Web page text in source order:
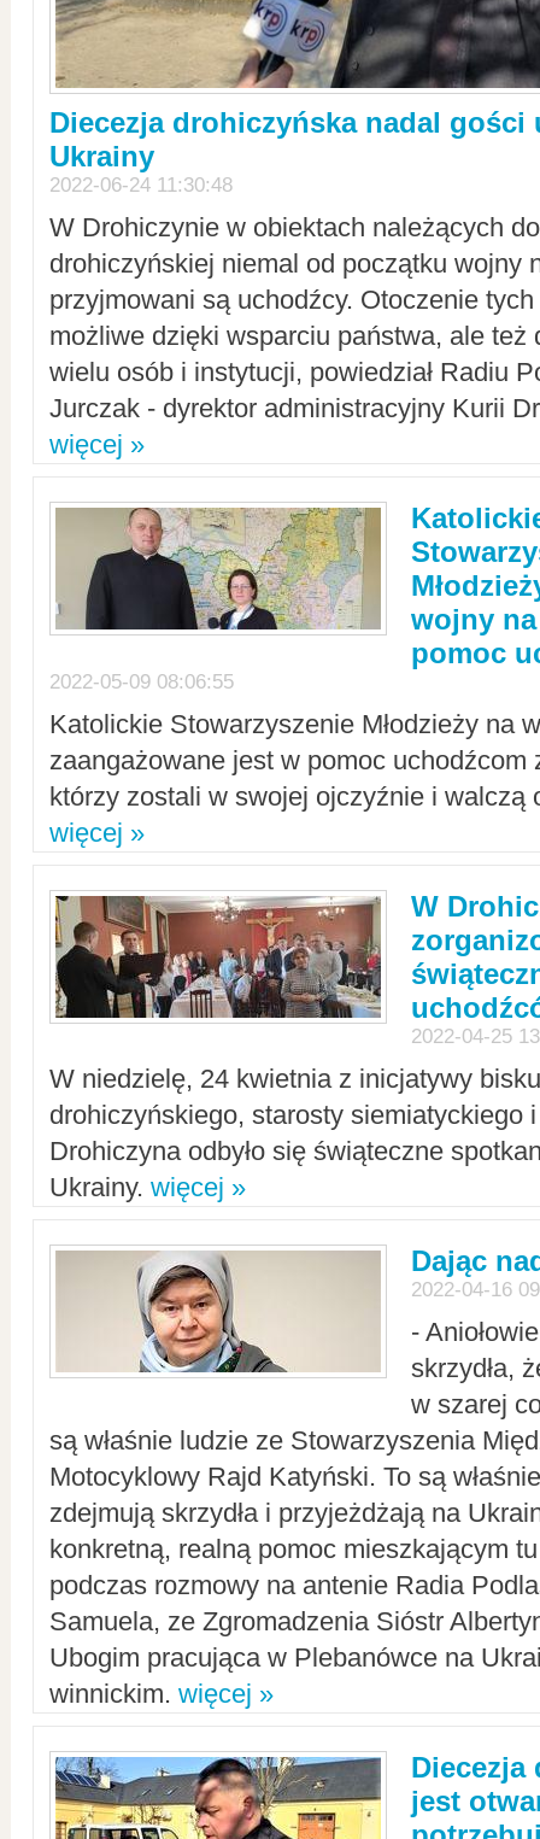
Diecezja drohiczyńska nadal gości
Ukrainy
2022-06-24 11:30:48
W Drohiczynie w obiektach należących
drohiczyńskiej niemal od początku wojny
przyjmowani są uchodźcy. Otoczenie
możliwe dzięki wsparciu państwa, ale też
wielu osób i instytucji, powiedział Radiu
Jurczak - dyrektor administracyjny Kurii
więcej »
wojny
pomoc
2022-05-09 08:06:55
Katolickie Stowarzyszenie Młodzieży na
zaangażowane jest w pomoc uchodźcom
którzy zostali w swojej ojczyźnie i walczą
więcej »
W
2022-04-25
W niedzielę, 24 kwietnia z inicjatywy
drohiczyńskiego, starosty siemiatyckiego
Drohiczyna odbyło się świąteczne
Ukrainy. więcej »
Dając
2022-04-16
-
skrzydła,
w szarej
są właśnie ludzie ze Stowarzyszenia
Motocyklowy Rajd Katyński. To są
zdejmują skrzydła i przyjeżdżają na
konkretną, realną pomoc mieszkającym
podczas rozmowy na antenie Radia
Samuela, ze Zgromadzenia Sióstr
Ubogim pracująca w Plebanówce na
winnickim. więcej »
Diecezja
jest